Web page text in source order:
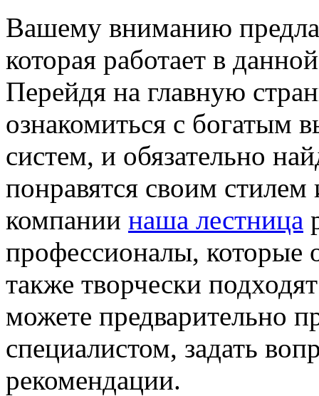
Вашему вниманию
которая работает в
Перейдя на главную
ознакомиться с богатым
систем, и обязательно
понравятся своим
компании наша лестница
профессионалы, которые
также творчески
можете предварительно
специалистом, задать
рекомендации.